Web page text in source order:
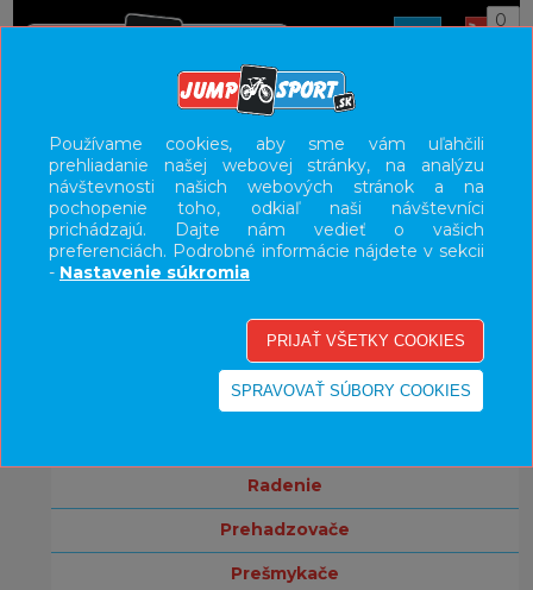
0
UŽÍVATEĽSKÝ PANEL
KATEGÓRIE
bicykle
brzdy
kľuky
radenie
prehadzovače
prešmykače
Používame cookies, aby sme vám uľahčili
prehliadanie našej webovej stránky, na analýzu
návštevnosti našich webových stránok a na
pochopenie toho, odkiaľ naši návštevníci
prichádzajú. Dajte nám vedieť o vašich
preferenciách. Podrobné informácie nájdete v sekcii
- Nastavenie súkromia